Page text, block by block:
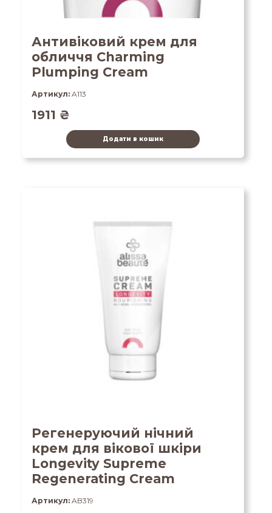
Антивіковий крем для
обличчя Charming
Plumping Cream
Артикул: A113
1911 ₴
Додати в кошик
Регенеруючий нічний
крем для вікової шкіри
Longevity Supreme
Regenerating Cream
Артикул: AB319